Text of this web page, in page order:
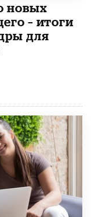
новых
– итоги
для